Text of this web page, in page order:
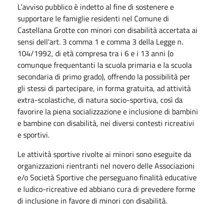
L’avviso pubblico è indetto al fine di sostenere e
supportare le famiglie residenti nel Comune di
Castellana Grotte con minori con disabilità accertata ai
sensi dell'art. 3 comma 1 e comma 3 della Legge n.
104/1992, di età compresa tra i 6 e i 13 anni (o
comunque frequentanti la scuola primaria e la scuola
secondaria di primo grado), offrendo la possibilità per
gli stessi di partecipare, in forma gratuita, ad attività
extra-scolastiche, di natura socio-sportiva, così da
favorire la piena socializzazione e inclusione di bambini
e bambine con disabilità, nei diversi contesti ricreativi
e sportivi.
Le attività sportive rivolte ai minori sono eseguite da
organizzazioni rientranti nel novero delle Associazioni
e/o Società Sportive che perseguano finalità educative
e ludico-ricreative ed abbiano cura di prevedere forme
di inclusione in favore di minori con disabilità.